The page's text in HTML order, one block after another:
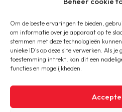
Om de beste ervaringen te bieden,
om informatie over je apparaat op te
stemmen met deze technologieën
unieke ID's op deze site verwerken. Als
toestemming intrekt, kan dit een
functies en mogelijkheden.
ledenadministratie@afc.nl
Copyright © 2020-2026 AFC